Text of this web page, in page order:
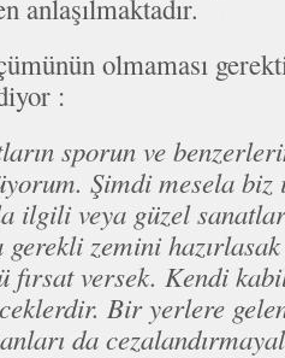
anlaşılmaktadır.
olmaması
:
sporun ve
Şimdi mesela
ilgili veya güzel
gerekli zemini
fırsat versek. Kendi
Bir yerlere
da